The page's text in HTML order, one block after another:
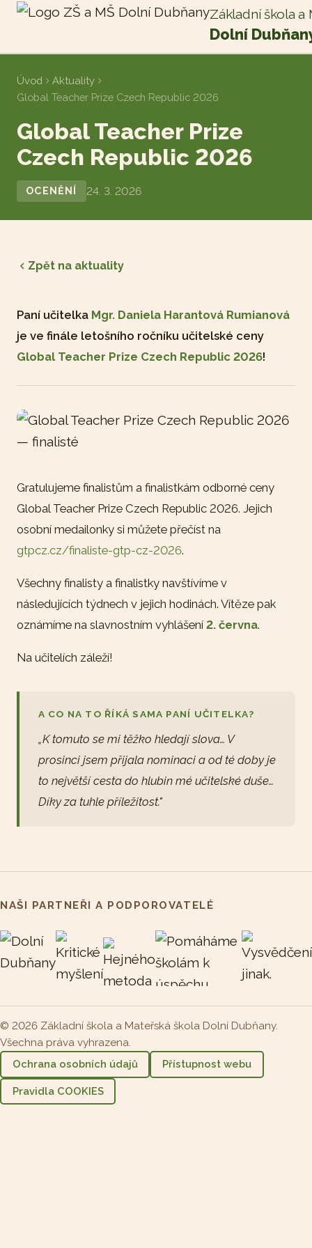
Základní škola a
Dolní
Úvod
Aktuality
Global Teacher Prize Czech Republic 2026
Global Teacher Prize
Czech Republic 2026
OCENĚNÍ 24. 3. 2026
Zpět na aktuality
Paní učitelka Mgr. Daniela Harantová Rumianová
je ve finále letošního ročníku učitelské ceny
Global Teacher Prize Czech Republic 2026!
Gratulujeme finalistům a finalistkám odborné ceny
Global Teacher Prize Czech Republic 2026. Jejich
osobní medailonky si můžete přečíst na
gtpcz.cz/finaliste-gtp-cz-2026.
Všechny finalisty a finalistky navštívíme v
následujících týdnech v jejich hodinách. Vítěze pak
oznámíme na slavnostním vyhlášení 2. června.
Na učitelích záleží!
A CO NA TO ŘÍKÁ SAMA PANÍ UČITELKA?
„K tomuto se mi těžko hledají slova… V
prosinci jsem přijala nominaci a od té doby je
to největší cesta do hlubin mé učitelské duše…
Díky za tuhle příležitost."
NAŠI PARTNEŘI A PODPOROVATELÉ
© 2026 Základní škola a Mateřská škola Dolní Dubňany.
Všechna práva vyhrazena.
Ochrana osobních údajů Přístupnost webu
Pravidla COOKIES